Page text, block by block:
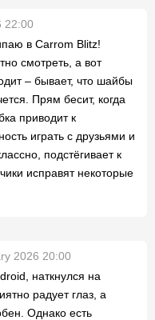
22:00
в Carrom Blitz!
смотреть, а вот
– бывает, что шайбы
Прям бесит, когда
приводит к
играть с друзьями и
подстёгивает к
исправят некоторые
2026 20:00
наткнулся на
радует глаз, а
Однако есть